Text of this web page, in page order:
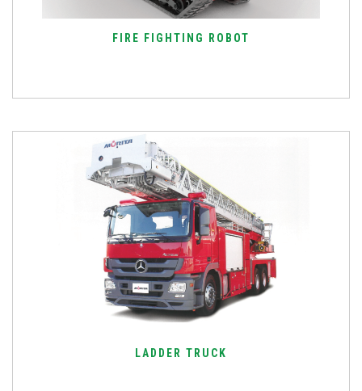
FIRE FIGHTING ROBOT
LADDER TRUCK